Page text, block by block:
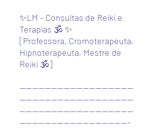
✨LM - Consultas de Reiki e
Terapias 🕉️ ✨
[Professora, Cromoterapeuta,
Hipnoterapeuta, Mestre de
Reiki 🕉️]
------------------------------------
------------------------------------
------------------------------------
-----------------------------------